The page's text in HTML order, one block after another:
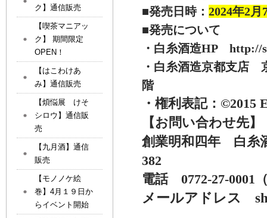
■発売日時：2024年2月
■発売について
・白糸酒造HP http://
・白糸酒造京都支店
階
・権利表記：
【お問い合わせ先】
創業明和四年 白糸
382
電話 0772-27-0001
メールアドレス
ク】通信販売
【喫茶マニアッ
ク】 期間限定
OPEN！
【はこわけあ
み】通信販売
【煩悩展 けそ
シロウ】通信販
売
【九月酒】通信
販売
【モノノケ絵
巻】4月１９日か
らイベント開始